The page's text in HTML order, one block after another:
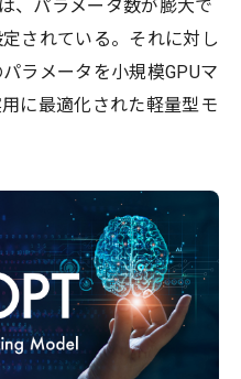
、パラメータ数が膨大で
されている。それに対し
ラメータを小規模GPUマ
に最適化された軽量型モ